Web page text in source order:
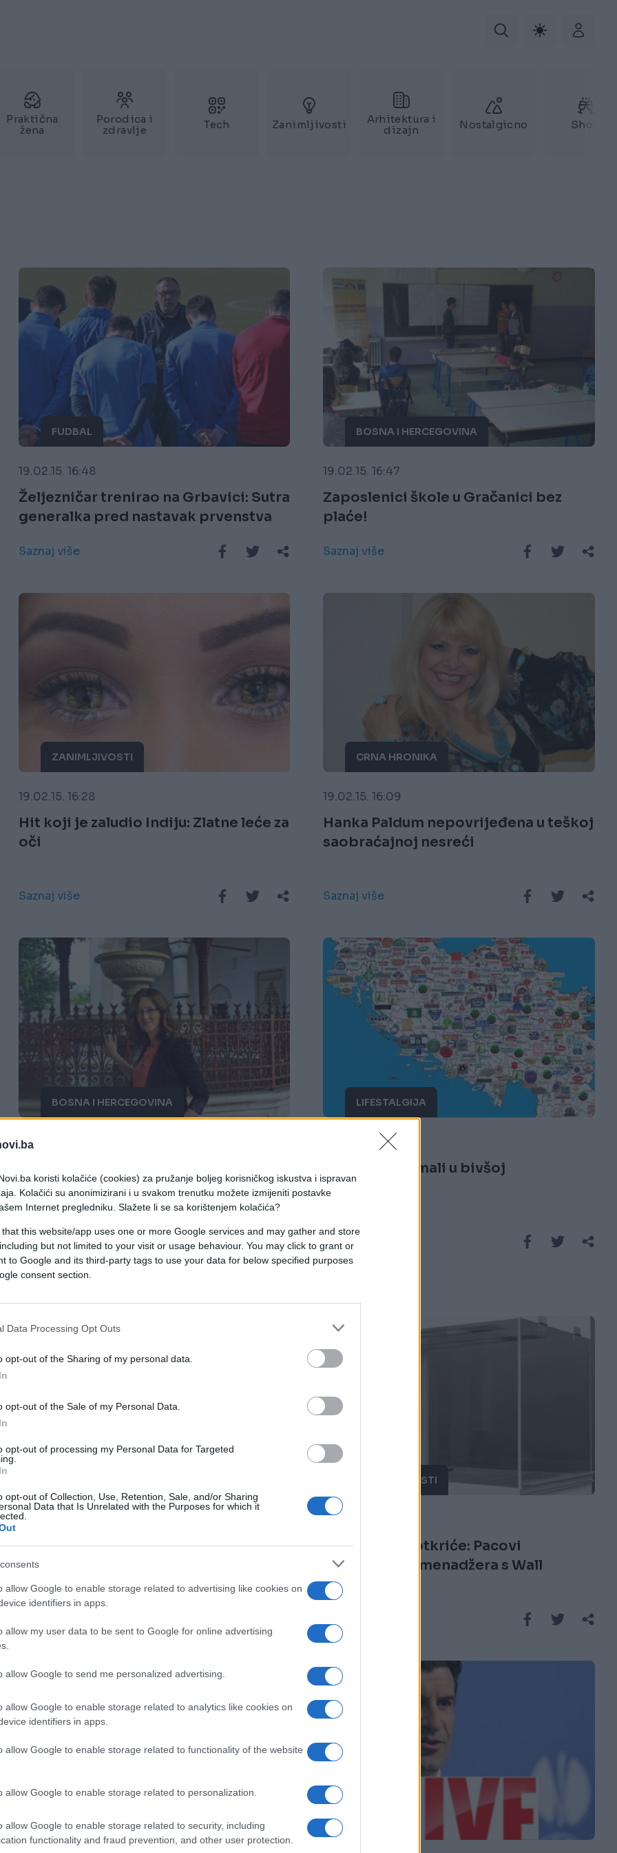
koristi kolačiće (cookies) za pružanje boljeg korisničkog iskustva i ispravan
Kolačići su anonimizirani i u svakom trenutku možete izmijeniti postavke
Internet pregledniku. Slažete li se sa korištenjem kolačića?
that this website/app uses one or more Google services and may gather and store
but not limited to your visit or usage behaviour. You may click to grant or
to Google and its third-party tags to use your data for below specified purposes
consent section.
Data Processing Opt Outs
opt-out of the Sharing of my personal data.
opt-out of the Sale of my Personal Data.
opt-out of processing my Personal Data for Targeted
opt-out of Collection, Use, Retention, Sale, and/or Sharing
Data that Is Unrelated with the Purposes for which it
allow Google to enable storage related to advertising like cookies on
identifiers in apps.
allow my user data to be sent to Google for online advertising
allow Google to send me personalized advertising.
allow Google to enable storage related to analytics like cookies on
identifiers in apps.
allow Google to enable storage related to functionality of the website
allow Google to enable storage related to personalization.
allow Google to enable storage related to security, including
functionality and fraud prevention, and other user protection.
Praktična
žena
Porodica i
zdravlje
Tech Zanimljivosti
Arhitektura i
dizajn
Nostalgicno Show
FUDBAL
19.02.15. 16:48
Željezničar trenirao na Grbavici: Sutra
generalka pred nastavak prvenstva
Saznaj više
BOSNA I HERCEGOVINA
19.02.15. 16:47
Zaposlenici škole u Gračanici bez
plaće!
Saznaj više
ZANIMLJIVOSTI
19.02.15. 16:28
Hit koji je zaludio Indiju: Zlatne leće za
oči
Saznaj više
CRNA HRONIKA
19.02.15. 16:09
Hanka Paldum nepovrijeđena u teškoj
saobraćajnoj nesreći
Saznaj više
BOSNA I HERCEGOVINA
19.02.15. 15:37
svakog tko nije nikad živio i volio u
Mostaru".
Saznaj više
LIFESTALGIJA
19.02.15. 15:37
Šta smo sve imali u bivšoj
Jugoslaviji?
Saznaj više
19.02.15. 15:30
Mozart kugle
ZANIMLJIVOSTI
19.02.15. 15:13
Zapanjujuće otkriće: Pacovi
uspješniji od menadžera s Wall
Streeta
PORODICA I ZDRAVLJE